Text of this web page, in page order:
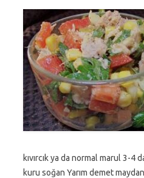
kıvırcık ya da normal marul 3-4
kuru soğan Yarım demet